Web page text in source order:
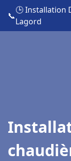
📞
🕒 Installation
Lagord